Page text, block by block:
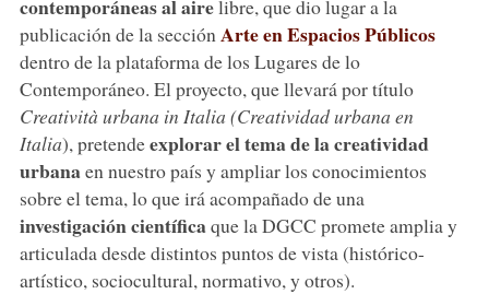
contemporáneas al airelibre, que dio lugar a la
publicación de la sección Arte en Espacios Públicos
dentro de la plataforma de los Lugares de lo
Contemporáneo. El proyecto, que llevará por título
Creatività urbana in Italia (Creatividad urbana en
Italia), pretendeexplorar el tema de la creatividad
urbanaen nuestro país y ampliar los conocimientos
sobre el tema, lo que irá acompañado de una
investigación científicaque la DGCC promete amplia y
articulada desde distintos puntos de vista (histórico-
artístico, sociocultural, normativo, y otros).